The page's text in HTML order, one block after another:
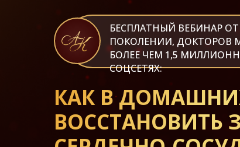
БЕСПЛАТНЫЙ ВЕБИНАР
ПОКОЛЕНИИ, ДОКТОРОВ
БОЛЕЕ ЧЕМ 1,5
СОЦСЕТЯХ:
КАК В
ВОССТАНОВИТЬ